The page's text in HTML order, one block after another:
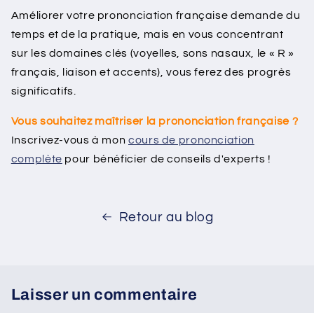
Améliorer votre prononciation française demande du
temps et de la pratique, mais en vous concentrant
sur les domaines clés (voyelles, sons nasaux, le « R »
français, liaison et accents), vous ferez des progrès
significatifs.
Vous souhaitez maîtriser la prononciation française ?
Inscrivez-vous à mon cours de prononciation
complète pour bénéficier de conseils d'experts !
Retour au blog
Laisser un commentaire